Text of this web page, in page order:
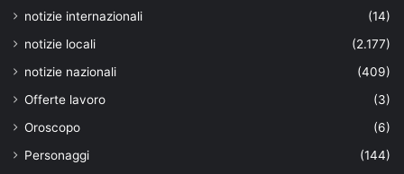
notizie internazionali
(14)
notizie locali
(2.177)
notizie nazionali
(409)
Offerte lavoro
(3)
Oroscopo
(6)
Personaggi
(144)